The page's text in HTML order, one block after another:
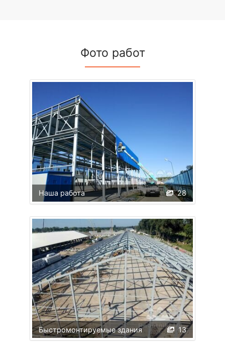
Фото работ
28
Наша работа
13
Быстромонтируемые здания